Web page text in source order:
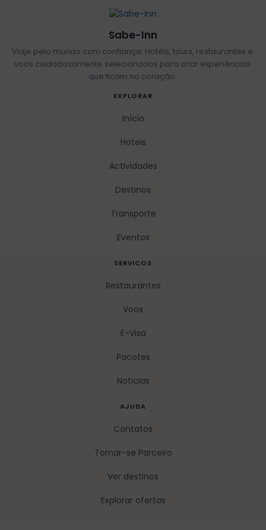
Sabe-Inn
Viaje pelo mundo com confiança. Hotéis, tours, restaurantes e
voos cuidadosamente selecionados para criar experiências
que ficam no coração.
EXPLORAR
Início
Hoteis
Actividades
Destinos
Transporte
Eventos
SERVICOS
Restaurantes
Voos
E-Visa
Pacotes
Noticias
AJUDA
Contatos
Tornar-se Parceiro
Ver destinos
Explorar ofertas